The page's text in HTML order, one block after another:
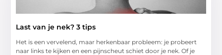
Last van je nek? 3 tips
Het is een vervelend, maar herkenbaar probleem: je probeert
naar links te kijken en een pijnscheut schiet door je nek. Of je